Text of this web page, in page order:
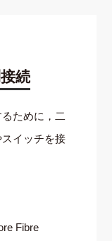
続
ために，二
イッチを接
Fibre